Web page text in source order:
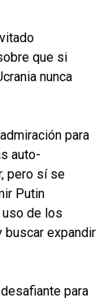
que si
nunca
para
auto-
pero sí se
Putin
de los
buscar expandir
para